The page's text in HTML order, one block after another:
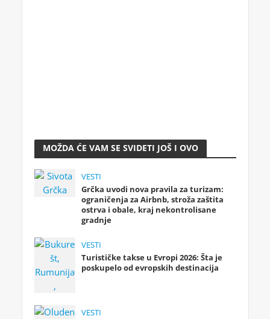
MOŽDA ĆE VAM SE SVIDETI JOŠ I OVO
VESTI
Grčka uvodi nova pravila za turizam:
ograničenja za Airbnb, stroža zaštita
ostrva i obale, kraj nekontrolisane
gradnje
VESTI
Turističke takse u Evropi 2026: Šta je
poskupelo od evropskih destinacija
VESTI